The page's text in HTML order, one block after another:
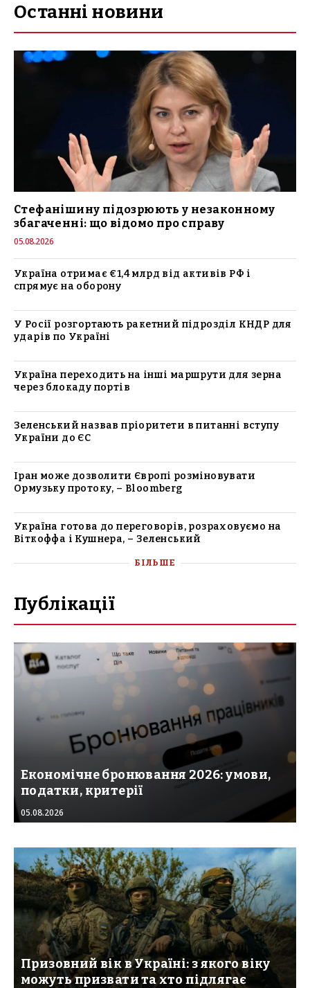
Останні новини
Стефанішину підозрюють у незаконному
збагаченні: що відомо про справу
05.08.2026
Україна отримає €1,4 млрд від активів РФ і
спрямує на оборону
У Росії розгортають ракетний підрозділ КНДР для
ударів по Україні
Україна переходить на інші маршрути для зерна
через блокаду портів
Зеленський назвав пріоритети в питанні вступу
України до ЄС
Іран може дозволити Європі розміновувати
Ормузьку протоку, – Bloomberg
Україна готова до переговорів, розраховуємо на
Віткоффа і Кушнера, – Зеленський
БІЛЬШЕ
Публікації
Економічне бронювання 2026: умови,
податки, критерії
05.08.2026
Призовний вік в Україні: з якого віку
можуть призвати та хто підлягає